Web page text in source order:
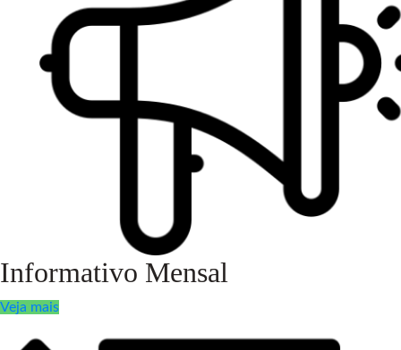
Informativo Mensal
Veja mais